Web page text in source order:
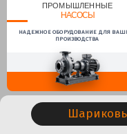
ПРОМЫШЛЕННЫЕ
НАСОСЫ
НАДЕЖНОЕ ОБОРУДОВАНИЕ ДЛЯ
ПРОИЗВОДСТВА